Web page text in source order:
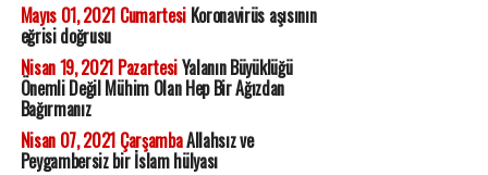
Mayıs 01, 2021 CumartesiKoronavirüs aşısının
eğrisi doğrusu
Nisan 19, 2021 PazartesiYalanın Büyüklüğü
Önemli Değil Mühim Olan Hep Bir Ağızdan
Bağırmanız
Nisan 07, 2021 ÇarşambaAllahsız ve
Peygambersiz bir İslam hülyası